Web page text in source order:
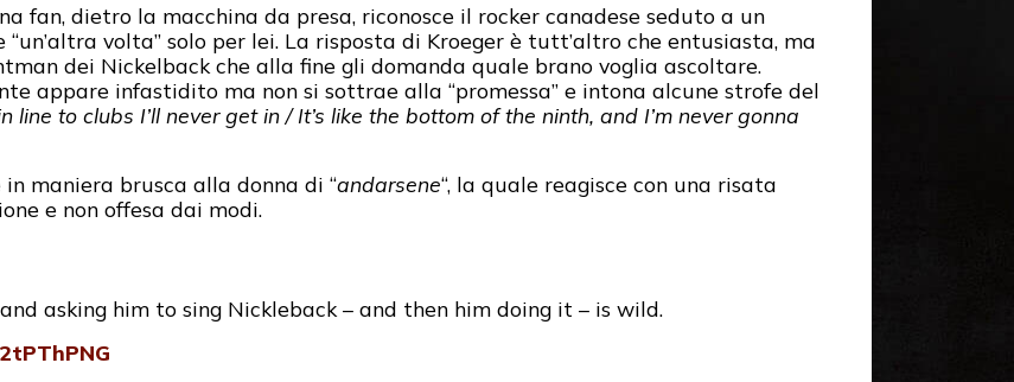
fan, dietro la macchina da presa, riconosce il rocker canadese seduto a un
volta” solo per lei. La risposta di Kroeger è tutt’altro che entusiasta, ma
dei Nickelback che alla fine gli domanda quale brano voglia ascoltare.
appare infastidito ma non si sottrae alla “promessa” e intona alcune strofe del
line to clubs I’ll never get in / It’s like the bottom of the ninth, and I’m never gonna
maniera brusca alla donna di “andarsene“, la quale reagisce con una risata
e non offesa dai modi.
asking him to sing Nickleback – and then him doing it – is wild.